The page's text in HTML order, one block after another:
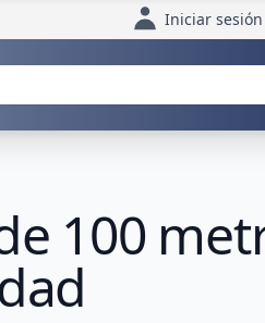
Iniciar sesión
100